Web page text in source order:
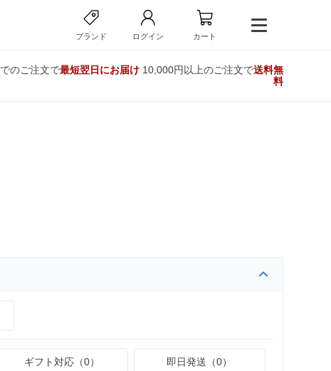
ブランド ログイン カート
のご注文で最短翌日にお届け10,000円以上のご注文で送料無
料
ギフト対応（0） 即日発送（0）